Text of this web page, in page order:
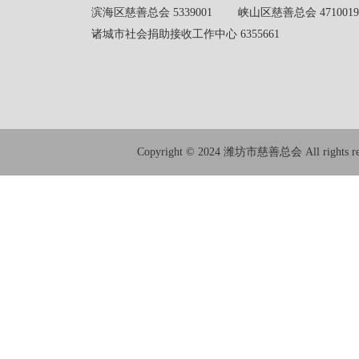
滨海区慈善总会 5339001 峡山区慈善总会 4710019
诸城市社会捐助接收工作中心 6355661
Copyright © 2024 潍坊市慈善总会 All rights